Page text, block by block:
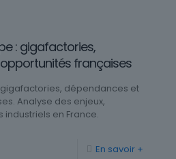
: gigafactories,
françaises
gigafactories, dépendances et
Analyse des enjeux,
industriels en France.
En savoir +